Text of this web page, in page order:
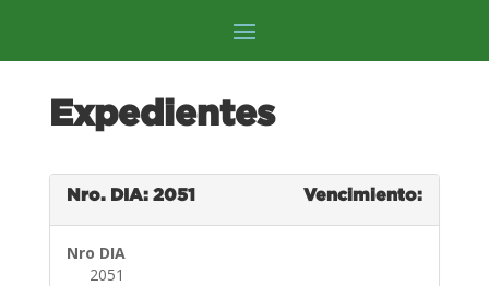
Expedientes
Nro. DIA: 2051 Vencimiento:
Nro DIA
2051